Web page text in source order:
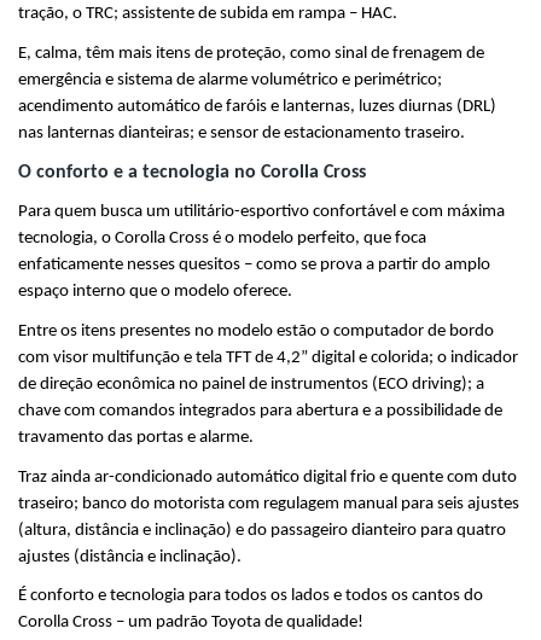
tração, o TRC; assistente de subida em rampa – HAC.
E, calma, têm mais itens de proteção, como sinal de frenagem de
emergência e sistema de alarme volumétrico e perimétrico;
acendimento automático de faróis e lanternas, luzes diurnas (DRL)
nas lanternas dianteiras; e sensor de estacionamento traseiro.
O conforto e a tecnologia no Corolla Cross
Para quem busca um utilitário-esportivo confortável e com máxima
tecnologia, o Corolla Cross é o modelo perfeito, que foca
enfaticamente nesses quesitos – como se prova a partir do amplo
espaço interno que o modelo oferece.
Entre os itens presentes no modelo estão o computador de bordo
com visor multifunção e tela TFT de 4,2” digital e colorida; o indicador
de direção econômica no painel de instrumentos (ECO driving); a
chave com comandos integrados para abertura e a possibilidade de
travamento das portas e alarme.
Traz ainda ar-condicionado automático digital frio e quente com duto
traseiro; banco do motorista com regulagem manual para seis ajustes
(altura, distância e inclinação) e do passageiro dianteiro para quatro
ajustes (distância e inclinação).
É conforto e tecnologia para todos os lados e todos os cantos do
Corolla Cross – um padrão Toyota de qualidade!